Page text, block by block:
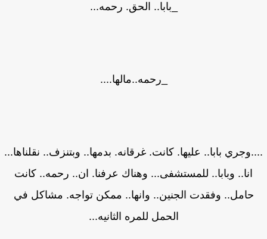
_بابا.. الحق. رحمه...
_رحمه..مالها....
بابا.. عليها. كانت. غرقانه. بدمها.. وبتنزف.. نقلناها...
انا.. وبابا.. للمستشفى... وهناك عرفنا. ان.. رحمه.. كانت
حامل.. وفقدت الجنين.. وانها.. ممكن تواجه. مشاكل في
الحمل للمره الثانيه...